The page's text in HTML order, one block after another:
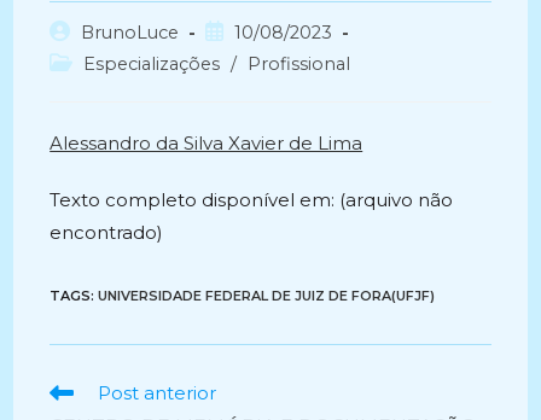
Autor
do
BrunoLuce
Post
publicado:
10/08/2023
Categoria
Especializações / Profissional
Alessandro da Silva Xavier de Lima
Texto completo disponível em: (arquivo não
encontrado)
TAGS:UNIVERSIDADE FEDERAL DE JUIZ DE FORA(UFJF)
Ler
Post anterior